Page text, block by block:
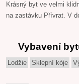
Krásný byt ve velmi
na zastávku Přívrat. V
Vybavení
Lodžie Sklepní kóje